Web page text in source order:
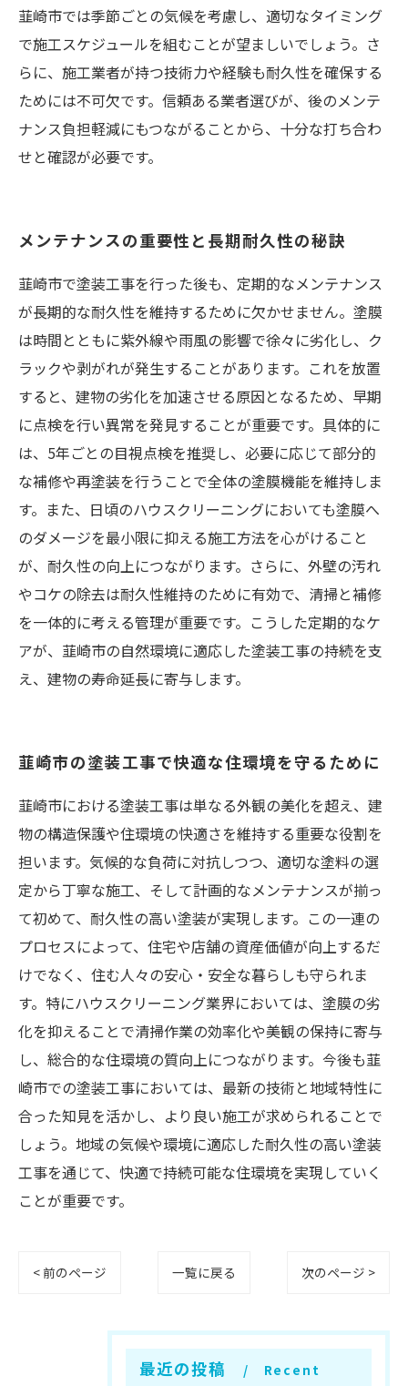
韮崎市では季節ごとの気候を考慮し、適切なタイミング
で施工スケジュールを組むことが望ましいでしょう。さ
らに、施工業者が持つ技術力や経験も耐久性を確保する
ためには不可欠です。信頼ある業者選びが、後のメンテ
ナンス負担軽減にもつながることから、十分な打ち合わ
せと確認が必要です。
メンテナンスの重要性と長期耐久性の秘訣
韮崎市で塗装工事を行った後も、定期的なメンテナンス
が長期的な耐久性を維持するために欠かせません。塗膜
は時間とともに紫外線や雨風の影響で徐々に劣化し、ク
ラックや剥がれが発生することがあります。これを放置
すると、建物の劣化を加速させる原因となるため、早期
に点検を行い異常を発見することが重要です。具体的に
は、5年ごとの目視点検を推奨し、必要に応じて部分的
な補修や再塗装を行うことで全体の塗膜機能を維持しま
す。また、日頃のハウスクリーニングにおいても塗膜へ
のダメージを最小限に抑える施工方法を心がけること
が、耐久性の向上につながります。さらに、外壁の汚れ
やコケの除去は耐久性維持のために有効で、清掃と補修
を一体的に考える管理が重要です。こうした定期的なケ
アが、韮崎市の自然環境に適応した塗装工事の持続を支
え、建物の寿命延長に寄与します。
韮崎市の塗装工事で快適な住環境を守るために
韮崎市における塗装工事は単なる外観の美化を超え、建
物の構造保護や住環境の快適さを維持する重要な役割を
担います。気候的な負荷に対抗しつつ、適切な塗料の選
定から丁寧な施工、そして計画的なメンテナンスが揃っ
て初めて、耐久性の高い塗装が実現します。この一連の
プロセスによって、住宅や店舗の資産価値が向上するだ
けでなく、住む人々の安心・安全な暮らしも守られま
す。特にハウスクリーニング業界においては、塗膜の劣
化を抑えることで清掃作業の効率化や美観の保持に寄与
し、総合的な住環境の質向上につながります。今後も韮
崎市での塗装工事においては、最新の技術と地域特性に
合った知見を活かし、より良い施工が求められることで
しょう。地域の気候や環境に適応した耐久性の高い塗装
工事を通じて、快適で持続可能な住環境を実現していく
ことが重要です。
< 前のページ 一覧に戻る 次のページ >
最近の投稿
Recent